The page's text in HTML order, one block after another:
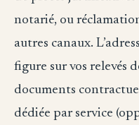
notarié, ou
autres canaux.
figure sur vos relevés
documents
dédiée par service